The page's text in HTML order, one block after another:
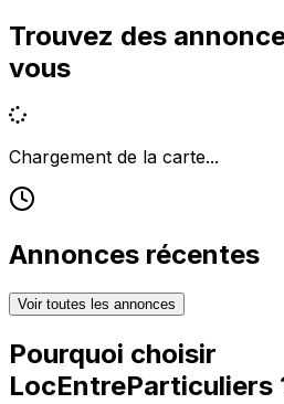
Trouvez des
vous
Chargement de la carte...
Annonces récentes
Voir toutes les annonces
Pourquoi choisir
LocEntreParticuliers